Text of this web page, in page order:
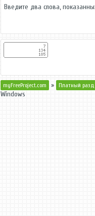
Введите два слова,
myFreeProject.com » Платный
Windows